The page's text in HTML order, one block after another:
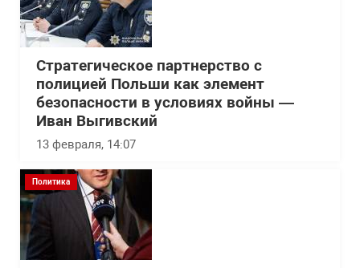
Стратегическое партнерство с
полицией Польши как элемент
безопасности в условиях войны —
Иван Выгивский
13 февраля, 14:07
Политика